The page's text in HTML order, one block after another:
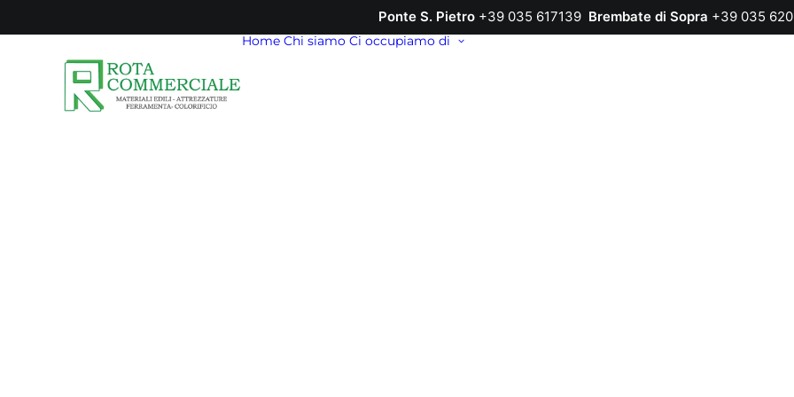
Ponte S. Pietro +39 035 617139 Brembate di Sopra +39 035
Home Chi siamo Ci occupiamo di